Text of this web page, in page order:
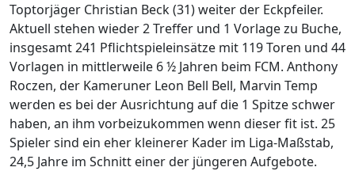
Toptorjäger Christian Beck (31) weiter der Eckpfeiler.
Aktuell stehen wieder 2 Treffer und 1 Vorlage zu Buche,
insgesamt 241 Pflichtspieleinsätze mit 119 Toren und 44
Vorlagen in mittlerweile 6 ½ Jahren beim FCM. Anthony
Roczen, der Kameruner Leon Bell Bell, Marvin Temp
werden es bei der Ausrichtung auf die 1 Spitze schwer
haben, an ihm vorbeizukommen wenn dieser fit ist. 25
Spieler sind ein eher kleinerer Kader im Liga-Maßstab,
24,5 Jahre im Schnitt einer der jüngeren Aufgebote.